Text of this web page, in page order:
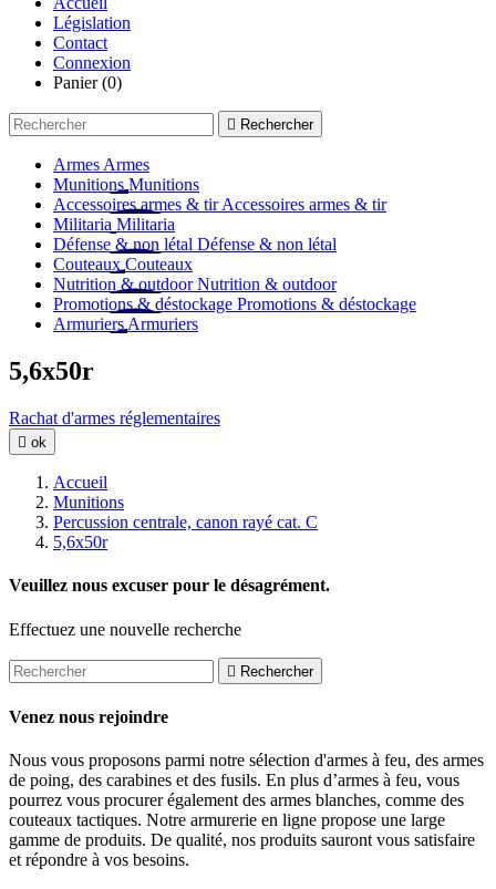
Législation
Contact
Connexion
Panier (0)
 Rechercher
Armes Armes
Munitions Munitions
Accessoires armes & tir Accessoires armes & tir
Militaria Militaria
Défense & non létal Défense & non létal
Couteaux Couteaux
Nutrition & outdoor Nutrition & outdoor
Promotions & déstockage Promotions & déstockage
Armuriers Armuriers
5,6x50r
Rachat d'armes réglementaires
 ok
Accueil
Munitions
Percussion centrale, canon rayé cat. C
5,6x50r
Veuillez nous excuser pour le désagrément.
Effectuez une nouvelle recherche
 Rechercher
Venez nous rejoindre
Nous vous proposons parmi notre sélection d'armes à feu, des armes
de poing, des carabines et des fusils. En plus d’armes à feu, vous
pourrez vous procurer également des armes blanches, comme des
couteaux tactiques. Notre armurerie en ligne propose une large
gamme de produits. De qualité, nos produits sauront vous satisfaire
et répondre à vos besoins.